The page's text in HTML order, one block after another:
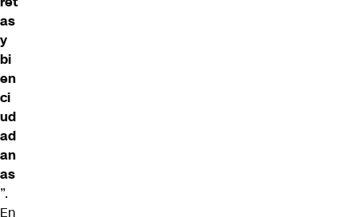
as
y
bi
en
ci
ud
ad
an
as
”.
En